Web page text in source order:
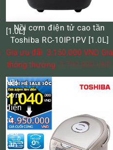
[1.0L]
GIẢM GIÁ
Nồi cơm điện tử cao tần
Toshiba RC-10IP1PV [1.0L]
Giá ưu đãi 3.150.000 VND Giá
thông thường 3.790.000 VND
Nồi
cơm
điện
tử
cao
tần